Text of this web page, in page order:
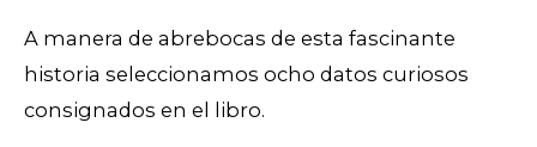
A manera de abrebocas de esta fascinante
historia seleccionamos ocho datos curiosos
consignados en el libro.